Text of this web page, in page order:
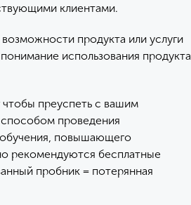
клиентами.
продукта или услуги
использования продукта
преуспеть с вашим
проведения
обучения, повышающего
рекомендуются бесплатные
пробник = потерянная